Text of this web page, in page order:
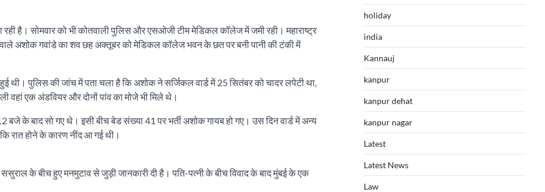
है। सोमवार को भी कोतवाली पुलिस और एसओजी टीम मेडिकल कॉलेज में जमी रही। महाराष्ट्र
अशोक गवांडे का शव छह अक्तूबर को मेडिकल कॉलेज भवन के छत पर बनी पानी की टंकी में
थी। पुलिस की जांच में पता चला है कि अशोक ने सर्जिकल वार्ड में 25 सितंबर को चादर लपेटी था,
वहां एक अंडवियर और दोनों पांव का मोजे भी मिले थे।
बजे के बाद सो गए थे। इसी बीच बेड संख्या 41 पर भर्ती अशोक गायब हो गए। उस दिन वार्ड में अन्य
रात होने के कारण नींद आ गई थी।
के बीच हुए मनमुटाव से जुड़ी जानकारी दी है। पति-पत्नी के बीच विवाद के बाद मुंबई के एक
holiday
india
Kannauj
kanpur
kanpur dehat
kanpur nagar
Latest
Latest News
Law